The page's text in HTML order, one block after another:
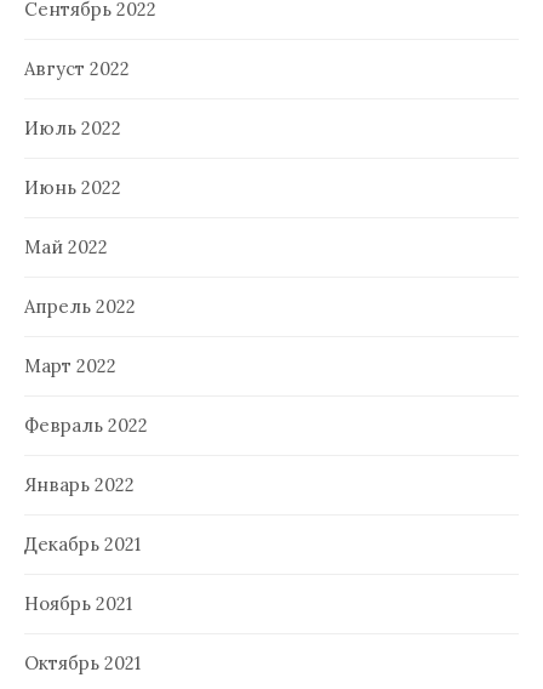
Сентябрь 2022
Август 2022
Июль 2022
Июнь 2022
Май 2022
Апрель 2022
Март 2022
Февраль 2022
Январь 2022
Декабрь 2021
Ноябрь 2021
Октябрь 2021